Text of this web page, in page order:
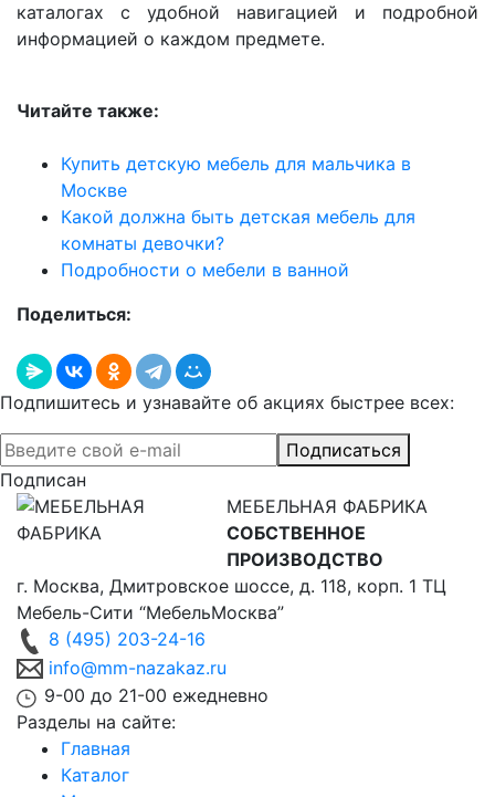
каталогах с удобной навигацией и подробной
информацией о каждом предмете.
Читайте также:
Купить детскую мебель для мальчика в
Москве
Какой должна быть детская мебель для
комнаты девочки?
Подробности о мебели в ванной
Поделиться:
Подпишитесь и узнавайте об акциях быстрее всех:
Подписаться
Подписан
МЕБЕЛЬНАЯ ФАБРИКА
СОБСТВЕННОЕ
ПРОИЗВОДСТВО
г. Москва, Дмитровское шоссе, д. 118, корп. 1 ТЦ
Мебель-Сити “МебельМосква”
8 (495) 203-24-16
info@mm-nazakaz.ru
9-00 до 21-00 ежедневно
Разделы на сайте:
Главная
Каталог